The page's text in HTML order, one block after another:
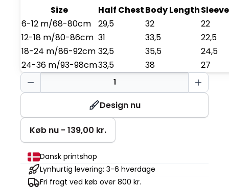
Size Half ChestBody Length
6-12 m/68-80cm
29,5 32
22
12-18 m/80-86cm 31 33,5
22,5
18-24 m/86-92cm 32,5 35,5
24,5
24-36 m/93-98cm33,5 38
27
Baby
Sweatshirt
Design nu
Køb nu - 139,00 kr.
Dansk printshop
Lynhurtig levering: 3-6 hverdage
Fri fragt ved køb over 800 kr.